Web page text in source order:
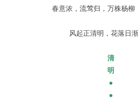
春意浓，流莺归，万株杨柳
风起正清明，花落日渐
清
明
●
●